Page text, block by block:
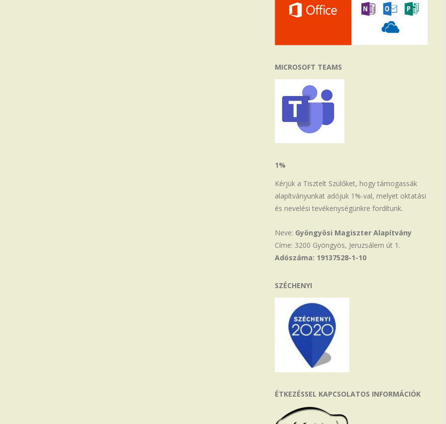
MICROSOFT TEAMS
1%
Kérjük a Tisztelt Szülőket, hogy támogassák
alapítványunkat adójuk 1%-val, melyet oktatási
és nevelési tevékenységünkre fordítunk.
Neve: Gyöngyösi Magiszter Alapítvány
Címe: 3200 Gyöngyös, Jeruzsálem út 1.
Adószáma: 19137528-1-10
SZÉCHENYI
ÉTKEZÉSSEL KAPCSOLATOS INFORMÁCIÓK